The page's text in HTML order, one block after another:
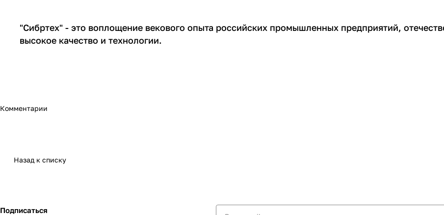
"Сибртех" - это воплощение векового опыта российских промышленных предприятий,
высокое качество и технологии.
Комментарии
Назад к списку
Подписаться